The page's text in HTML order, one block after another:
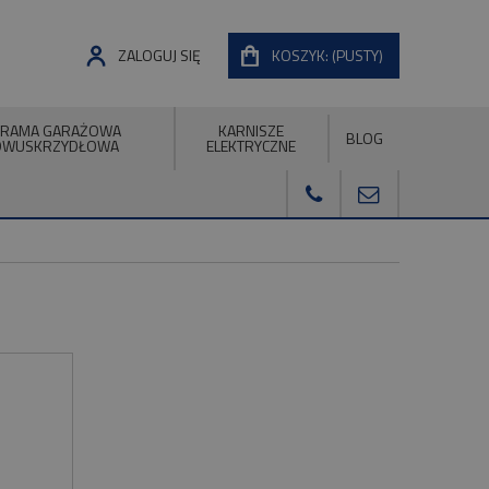
KOSZYK: (PUSTY)
ZALOGUJ SIĘ
GARAŻOWA KARNISZE
ELEKTRYCZNE BLOG